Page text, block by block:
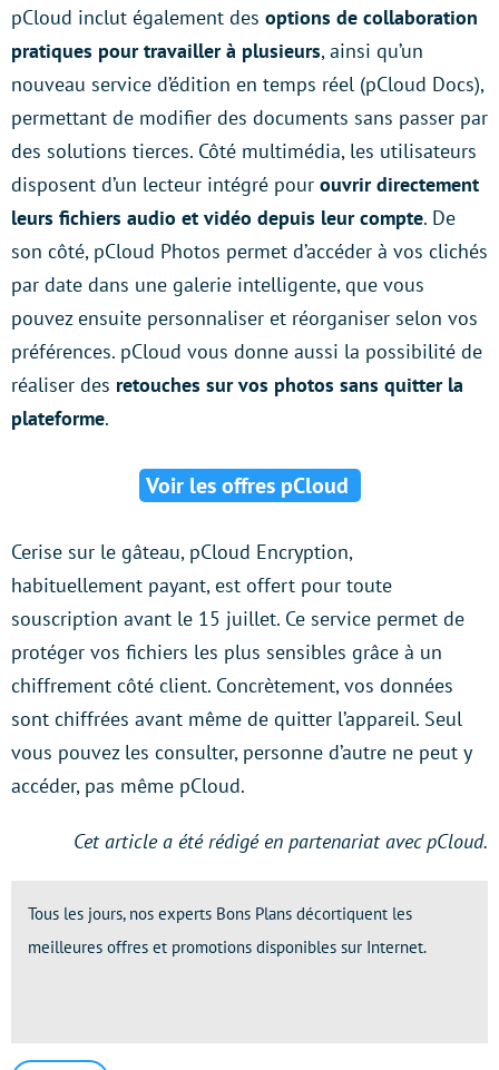
pCloud inclut également des options de collaboration
pratiques pour travailler à plusieurs, ainsi qu’un
nouveau service d’édition en temps réel (pCloud Docs),
permettant de modifier des documents sans passer par
des solutions tierces. Côté multimédia, les utilisateurs
disposent d’un lecteur intégré pour ouvrir directement
leurs fichiers audio et vidéo depuis leur compte. De
son côté, pCloud Photos permet d’accéder à vos clichés
par date dans une galerie intelligente, que vous
pouvez ensuite personnaliser et réorganiser selon vos
préférences. pCloud vous donne aussi la possibilité de
réaliser des retouches sur vos photos sans quitter la
plateforme.
Voir les offres pCloud
Cerise sur le gâteau, pCloud Encryption,
habituellement payant, est offert pour toute
souscription avant le 15 juillet. Ce service permet de
protéger vos fichiers les plus sensibles grâce à un
chiffrement côté client. Concrètement, vos données
sont chiffrées avant même de quitter l’appareil. Seul
vous pouvez les consulter, personne d’autre ne peut y
accéder, pas même pCloud.
Cet article a été rédigé en partenariat avec pCloud.
Tous les jours, nos experts Bons Plans décortiquent les
meilleures offres et promotions disponibles sur Internet.